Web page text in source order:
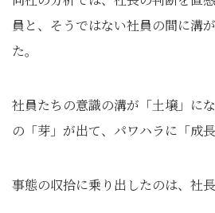
員と、そうではない社員の間に溝
た。
社員たちの意識の溝が「土壌」に
の「芽」が出て、パワハラに「成長
事態の収拾に乗り出したのは、社長